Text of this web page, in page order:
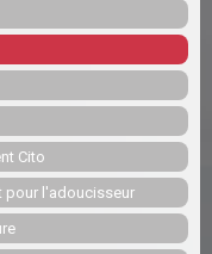
Cito
pour l'adoucisseur